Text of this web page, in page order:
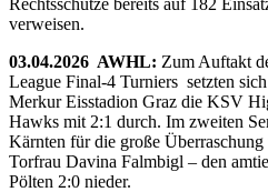
verweisen.
03.04.2026 AWHL: Zum Auftakt
League Final-4 Turniers setzten
Merkur Eisstadion Graz die KSV
Hawks mit 2:1 durch. Im zweiten
Kärnten für die große
Torfrau Davina Falmbigl – den
Pölten 2:0 nieder.